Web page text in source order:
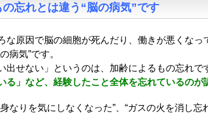
忘れとは違う“脳の病気”です
な原因で脳の細胞が死んだり、働きが悪くなっ
病気”です。
出せない」というのは、加齢によるもの忘れで
る」など、経験したこと全体を忘れているのが
なりを気にしなくなった”、“ガスの火を消し忘